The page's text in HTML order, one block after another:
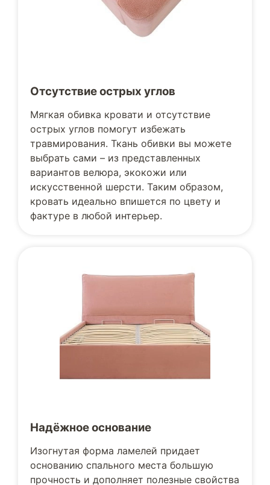
Отсутствие острых углов
Мягкая обивка кровати и отсутствие
острых углов помогут избежать
травмирования. Ткань обивки вы можете
выбрать сами – из представленных
вариантов велюра, экокожи или
искусственной шерсти. Таким образом,
кровать идеально впишется по цвету и
фактуре в любой интерьер.
Надёжное основание
Изогнутая форма ламелей придает
основанию спального места большую
прочность и дополняет полезные свойства